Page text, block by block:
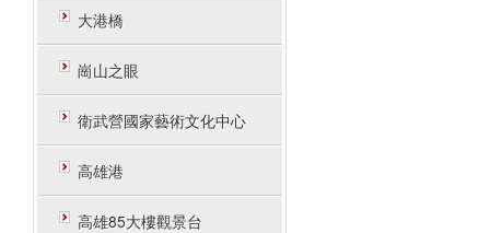
大港橋
崗山之眼
衛武營國家藝術文化中心
高雄港
高雄85大樓觀景台